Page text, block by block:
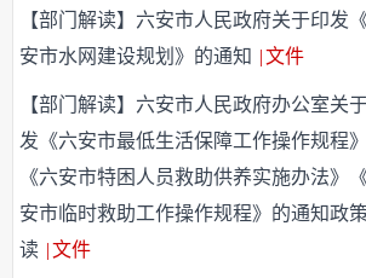
【部门解读】六安市人民政府关于印发
安市水网建设规划》的通知 |文件
【部门解读】六安市人民政府办公室关
发《六安市最低生活保障工作操作规程》
《六安市特困人员救助供养实施办法》
安市临时救助工作操作规程》的通知政
读 |文件